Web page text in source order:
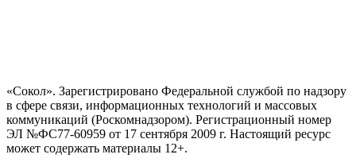
«Сокол». Зарегистрировано Федеральной службой по надзору
в сфере связи, информационных технологий и массовых
коммуникаций (Роскомнадзором). Регистрационный номер
ЭЛ №ФС77-60959 от 17 сентября 2009 г. Настоящий ресурс
может содержать материалы 12+.